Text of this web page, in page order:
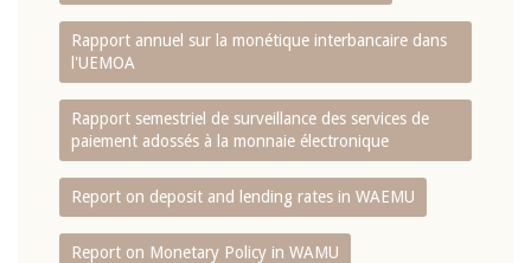
Rapport annuel sur la monétique interbancaire dans
l'UEMOA
Rapport semestriel de surveillance des services de
paiement adossés à la monnaie électronique
Report on deposit and lending rates in WAEMU
Report on Monetary Policy in WAMU